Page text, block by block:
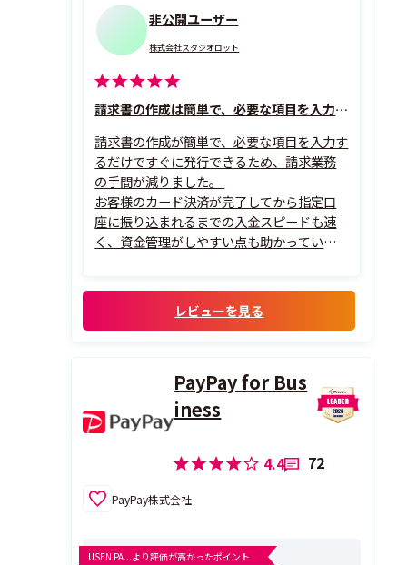
非公開ユーザー
株式会社スタジオロット
請求書の作成は簡単で、必要な項目を入力するだけで済む
請求書の作成が簡単で、必要な項目を入力す
るだけですぐに発行できるため、請求業務
の手間が減りました。
お客様のカード決済が完了してから指定口
座に振り込まれるまでの入金スピードも速
く、資金管理がしやすい点も助かっていま
レビューを見る
PayPay for Bus
iness
4.4 72
PayPay株式会社
USEN PA...より評価が高かったポイント